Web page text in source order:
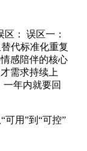
： 误区一：
代标准化重复
感陪伴的核心
需求持续上
年内就要回
用”到“可控”